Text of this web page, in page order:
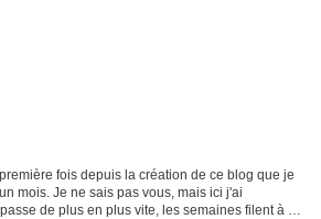
fois depuis la création de ce blog que je
mois. Je ne sais pas vous, mais ici j'ai
de plus en plus vite, les semaines filent à un